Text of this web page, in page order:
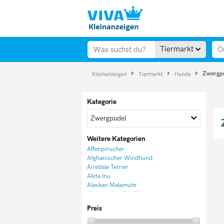
Tiermarkt
Kleinanzeigen Tiermarkt Hunde
Kategorie
Zwergpudel
Weitere Kategorien
Affenpinscher
Afghanischer Windhund
Airedale Terrier
Akita Inu
Alaskan Malamute
Altdeutscher Schäferhund
Appenzeller Sennenhund
Australian Cattle Dog
Preis